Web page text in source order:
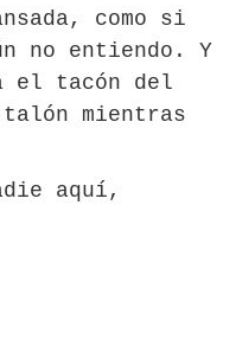
como si
no entiendo. Y
el tacón del
mientras
aquí,